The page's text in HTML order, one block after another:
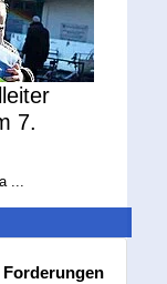
7.
...
Forderungen